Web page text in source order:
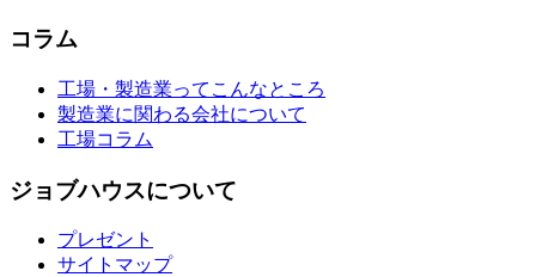
コラム
工場・製造業ってこんなところ
製造業に関わる会社について
工場コラム
ジョブハウスについて
プレゼント
サイトマップ